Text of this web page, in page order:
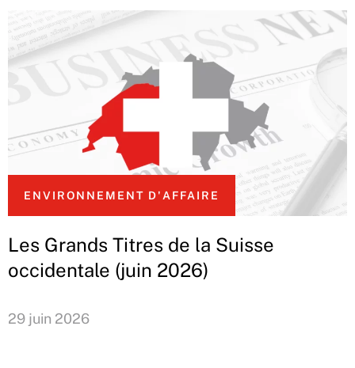
ENVIRONNEMENT D'AFFAIRE
Les Grands Titres de la Suisse
occidentale (juin 2026)
29 juin 2026